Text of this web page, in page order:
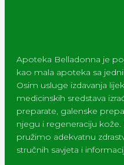
Apoteka Belladonna je
kao mala apoteka sa
Osim usluge izdavanja
medicinskih sredstava
preparate, galenske
njegu i regeneraciju kože.
pružimo adekvatnu
stručnih savjeta i